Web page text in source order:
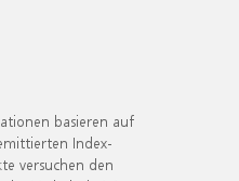
basieren auf
Index-
versuchen den